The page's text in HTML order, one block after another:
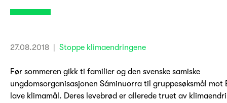
27.08.2018 Stoppe klimaendringene
Før sommeren gikk ti familier og den svenske samiske
ungdomsorganisasjonen Sáminuorra til gruppesøksmål mot
lave klimamål. Deres levebrød er allerede truet av